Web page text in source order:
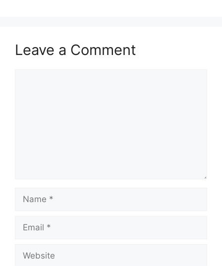
Leave a Comment